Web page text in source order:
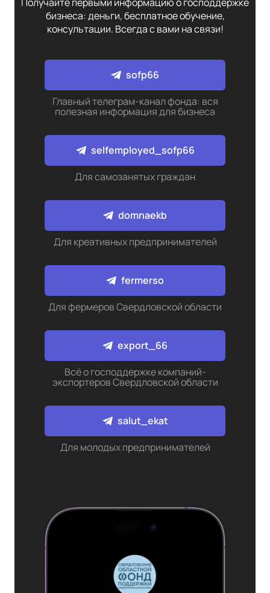
бизнеса: деньги, бесплатное обучение,
консультации. Всегда с вами на связи!
sofp66
Главный телеграм-канал фонда: вся
полезная информация для бизнеса
selfemployed_sofp66
Для самозанятых граждан
domnaekb
Для креативных предпринимателей
fermerso
Для фермеров Свердловской области
export_66
Всё о господдержке компаний-
экспортеров Свердловской области
salut_ekat
Для молодых предпринимателей